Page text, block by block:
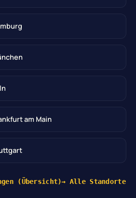
am Main
(Übersicht)→ Alle Standorte